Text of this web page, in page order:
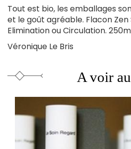
Tout est bio, les emballages
et le goût agréable. Flacon Zen
Elimination ou Circulation.
Véronique Le Bris
A voir